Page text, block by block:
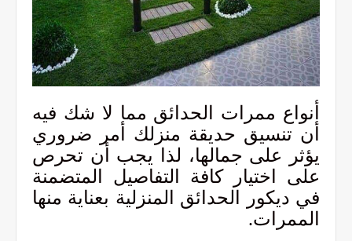
أنواع ممرات الحدائق مما لا شك فيه
أن تنسيق حديقة منزلك أمر ضروري
يؤثر على جمالها، لذا يجب أن تحرص
على اختيار كافة التفاصيل المتضمنة
في ديكور الحدائق المنزلية بعناية منها
الممرات.